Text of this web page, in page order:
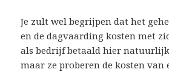
Je zult wel begrijpen dat het
en de dagvaarding kosten met
als bedrijf betaald hier natuurlijk
maar ze proberen de kosten van